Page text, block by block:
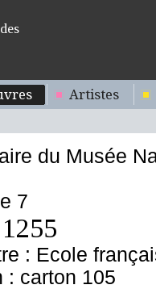
Artistes
du Musée
7
: Ecole
: carton 105